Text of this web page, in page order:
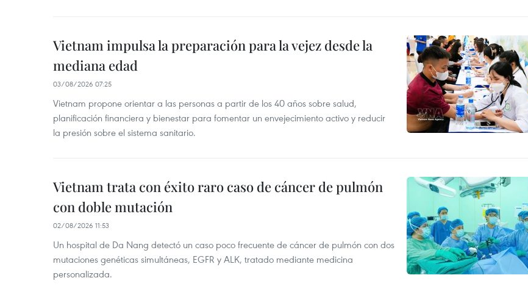
Vietnam impulsa la preparación para la vejez desde la
mediana edad
03/08/2026 07:25
Vietnam propone orientar a las personas a partir de los 40 años sobre salud,
planificación financiera y bienestar para fomentar un envejecimiento activo y reducir
la presión sobre el sistema sanitario.
Vietnam trata con éxito raro caso de cáncer de pulmón
con doble mutación
02/08/2026 11:53
Un hospital de Da Nang detectó un caso poco frecuente de cáncer de pulmón con dos
mutaciones genéticas simultáneas, EGFR y ALK, tratado mediante medicina
personalizada.